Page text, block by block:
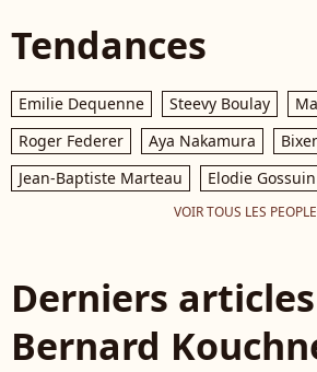
Tendances
Emilie Dequenne Steevy Boulay
Roger Federer
Aya Nakamura
Jean-Baptiste Marteau
Elodie Gossuin
VOIR TOUS LES PEOPLE
Derniers
Bernard